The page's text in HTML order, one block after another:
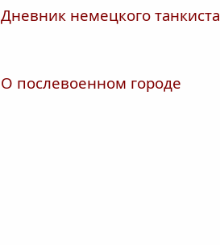
Дневник немецкого танкиста
О послевоенном городе